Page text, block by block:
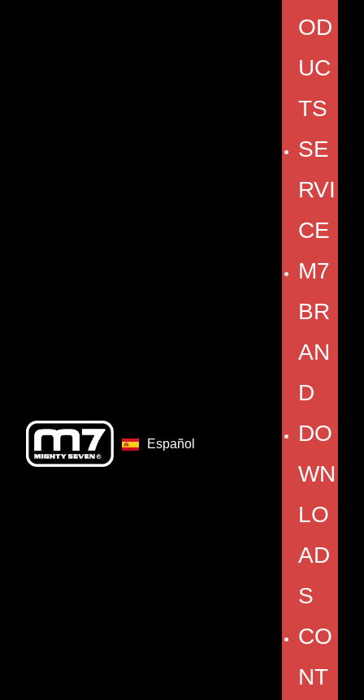
Español
OD
UC
TS
SE
RVI
CE
M7
BR
AN
D
DO
WN
LO
AD
S
CO
NT